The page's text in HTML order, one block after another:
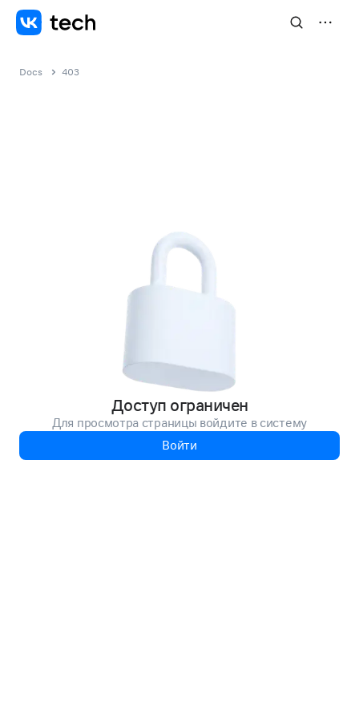
Docs 403
Доступ ограничен
Для просмотра страницы войдите в систему
Войти